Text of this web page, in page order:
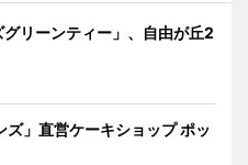
リーンティー」、自由が丘2
」直営ケーキショップ ポッ